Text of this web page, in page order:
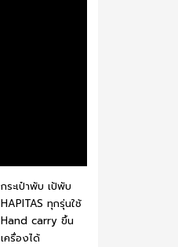
กระเป๋าพับ เป้พับ
HAPITAS ทุกรุ่นใช้
Hand carry ขึ้น
เครื่องได้